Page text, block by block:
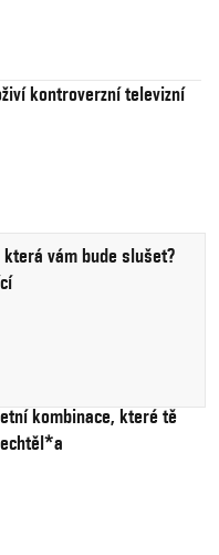
kontroverzní televizní
vám bude slušet?
kombinace, které tě